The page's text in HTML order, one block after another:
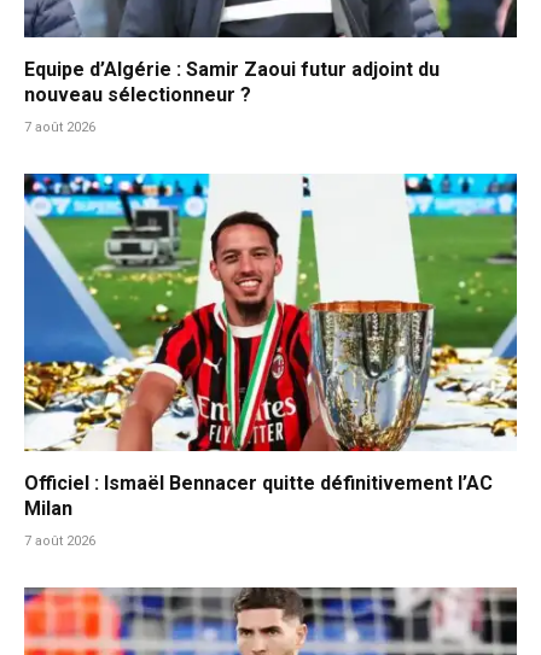
Equipe d’Algérie : Samir Zaoui futur adjoint du
nouveau sélectionneur ?
7 août 2026
Officiel : Ismaël Bennacer quitte définitivement l’AC
Milan
7 août 2026